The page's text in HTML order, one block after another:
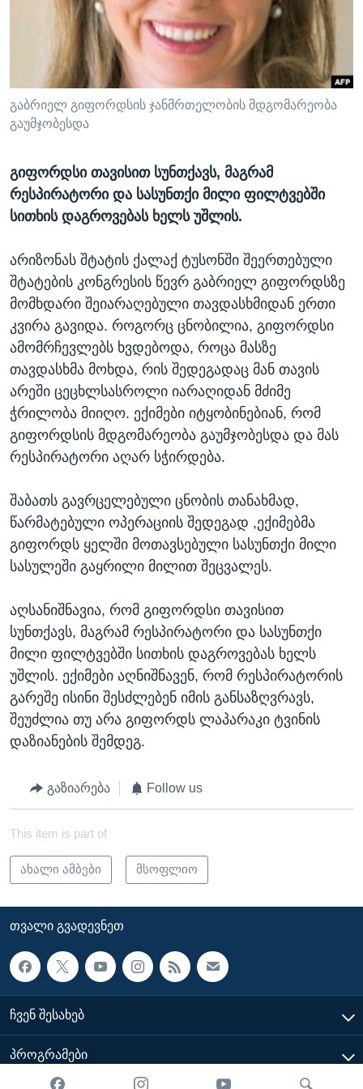
ᲡᲢᲣᲓᲘᲐ ᲕᲐᲨᲘᲜᲒᲢᲝᲜᲘ
ᲔᲙᲝᲜᲝᲛᲘᲙᲐ
ᲯᲐᲜᲛᲠᲗᲔᲚᲝᲑᲐ
ᲛᲔᲪᲜᲘᲔᲠᲔᲑᲐ
ᲘᲜᲢᲔᲠᲕᲘᲣ
ᲙᲣᲚᲢᲣᲠᲐ
ᲓᲔᲖᲘᲜᲤᲝᲠᲛᲐᲪᲘᲐ
Learning English
ᲗᲕᲐᲚᲘ ᲒᲕᲐᲓᲔᲕᲜᲔᲗ
გაბრიელ გიფორდსის ჯანმრთელობის მდგომარეობა
გაუმჯობესდა
გიფორდსი თავისით სუნთქავს, მაგრამ
რესპირატორი და სასუნთქი მილი ფილტვებში
სითხის დაგროვებას ხელს უშლის.
არიზონას შტატის ქალაქ ტუსონში შეერთებული
შტატების კონგრესის წევრ გაბრიელ გიფორდსზე
მომხდარი შეიარაღებული თავდასხმიდან ერთი
კვირა გავიდა. როგორც ცნობილია, გიფორდსი
ამომრჩევლებს ხვდებოდა, როცა მასზე
თავდასხმა მოხდა, რის შედეგადაც მან თავის
არეში ცეცხლსასროლი იარაღიდან მძიმე
ჭრილობა მიიღო. ექიმები იტყობინებიან, რომ
გიფორდსის მდგომარეობა გაუმჯობესდა და მას
რესპირატორი აღარ სჭირდება.
შაბათს გავრცელებული ცნობის თანახმად,
წარმატებული ოპერაციის შედეგად ,ექიმებმა
გიფორდს ყელში მოთავსებული სასუნთქი მილი
სასულეში გაყრილი მილით შეცვალეს.
აღსანიშნავია, რომ გიფორდსი თავისით
სუნთქავს, მაგრამ რესპირატორი და სასუნთქი
მილი ფილტვებში სითხის დაგროვებას ხელს
უშლის. ექიმები აღნიშნავენ, რომ რესპირატორის
გარეშე ისინი შესძლებენ იმის განსაზღვრავს,
შეუძლია თუ არა გიფორდს ლაპარაკი ტვინის
დაზიანების შემდეგ.
გაზიარება Follow us
This item is part of
ახალი ამბები მსოფლიო
ᲗᲕᲐᲚᲘ ᲒᲕᲐᲓᲔᲕᲜᲔᲗ
ᲩᲕᲔᲜ ᲨᲔᲡᲐᲮᲔᲑ
ᲞᲠᲝᲒᲠᲐᲛᲔᲑᲘ